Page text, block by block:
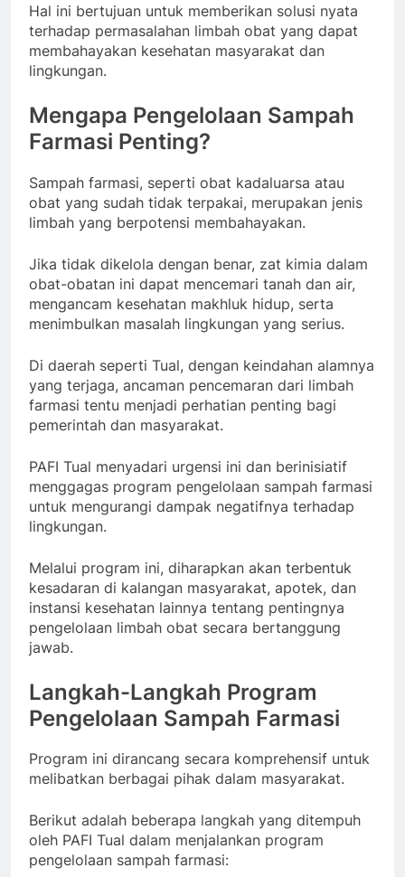
Hal ini bertujuan untuk memberikan solusi nyata
terhadap permasalahan limbah obat yang dapat
membahayakan kesehatan masyarakat dan
lingkungan.
Mengapa Pengelolaan Sampah
Farmasi Penting?
Sampah farmasi, seperti obat kadaluarsa atau
obat yang sudah tidak terpakai, merupakan jenis
limbah yang berpotensi membahayakan.
Jika tidak dikelola dengan benar, zat kimia dalam
obat-obatan ini dapat mencemari tanah dan air,
mengancam kesehatan makhluk hidup, serta
menimbulkan masalah lingkungan yang serius.
Di daerah seperti Tual, dengan keindahan alamnya
yang terjaga, ancaman pencemaran dari limbah
farmasi tentu menjadi perhatian penting bagi
pemerintah dan masyarakat.
PAFI Tual menyadari urgensi ini dan berinisiatif
menggagas program pengelolaan sampah farmasi
untuk mengurangi dampak negatifnya terhadap
lingkungan.
Melalui program ini, diharapkan akan terbentuk
kesadaran di kalangan masyarakat, apotek, dan
instansi kesehatan lainnya tentang pentingnya
pengelolaan limbah obat secara bertanggung
jawab.
Langkah-Langkah Program
Pengelolaan Sampah Farmasi
Program ini dirancang secara komprehensif untuk
melibatkan berbagai pihak dalam masyarakat.
Berikut adalah beberapa langkah yang ditempuh
oleh PAFI Tual dalam menjalankan program
pengelolaan sampah farmasi: